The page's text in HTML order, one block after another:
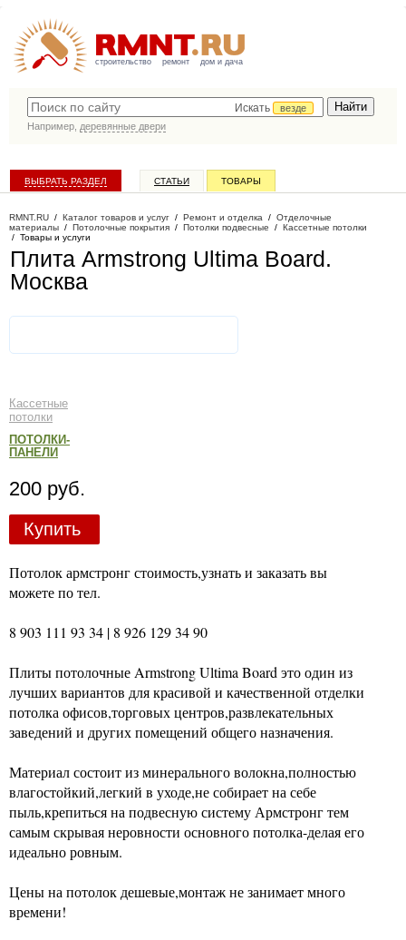
строительство ремонт дом и дача
Искать
везде
Например, деревянные двери
ВЫБРАТЬ РАЗДЕЛ СТАТЬИ ТОВАРЫ
RMNT.RU / Каталог товаров и услуг / Ремонт и отделка / Отделочные
материалы / Потолочные покрытия / Потолки подвесные / Кассетные потолки
/ Товары и услуги
Плита Armstrong Ultima Board.
Москва
Кассетные
потолки
ПОТОЛКИ-
ПАНЕЛИ
200 руб.
Купить
Потолок армстронг стоимость,узнать и заказать вы
можете по тел.
8 903 111 93 34 | 8 926 129 34 90
Плиты потолочные Armstrong Ultima Board это один из
лучших вариантов для красивой и качественной отделки
потолка офисов,торговых центров,развлекательных
заведений и других помещений общего назначения.
Материал состоит из минерального волокна,полностью
влагостойкий,легкий в уходе,не собирает на себе
пыль,крепиться на подвесную систему Армстронг тем
самым скрывая неровности основного потолка-делая его
идеально ровным.
Цены на потолок дешевые,монтаж не занимает много
времени!